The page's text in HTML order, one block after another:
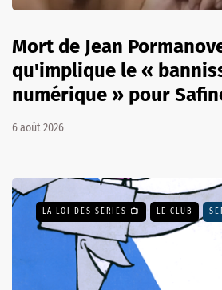
Mort de Jean
qu'implique le «
numérique » pour
6 août 2026
LA LOI DES SÉRIES 📺 LE CLUB